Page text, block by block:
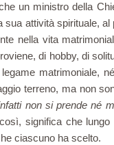
un ministro della
sua attività spirituale,
nella vita
di hobby, di
matrimoniale,
terreno, ma non
non si prende né
significa che
ciascuno ha scelto.